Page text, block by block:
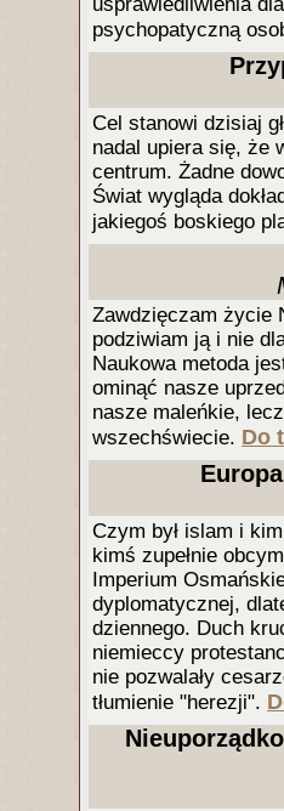
psychopatyczną
Cel stanowi dzisiaj
nadal upiera się, że
centrum. Żadne
Świat wygląda
jakiegoś boskiego
Zawdzięczam życie
podziwiam ją i nie
Naukowa metoda
ominąć nasze
nasze maleńkie,
wszechświecie. Do
Czym był islam i
kimś zupełnie
Imperium
dyplomatycznej,
dziennego. Duch
niemieccy
nie pozwalały
tłumienie "herezji".